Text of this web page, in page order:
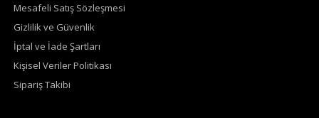
Mesafeli Satış Sözleşmesi
Gizlilik ve Güvenlik
İptal ve İade Şartları
Kişisel Veriler Politikası
Sipariş Takibi